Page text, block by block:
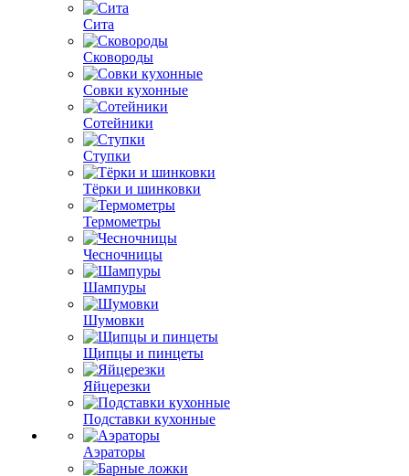
Сита
Сковороды
Совки кухонные
Сотейники
Ступки
Тёрки и шинковки
Термометры
Чесночницы
Шампуры
Шумовки
Щипцы и пинцеты
Яйцерезки
Подставки кухонные
Аэраторы